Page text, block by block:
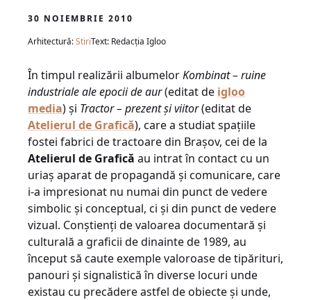
30 NOIEMBRIE 2010
Arhitectură:StiriText: Redacția Igloo
În timpul realizării albumelorKombinat – ruine
industriale ale epocii de aur(editat de igloo
media) şi Tractor – prezent şi viitor(editat de
Atelierul de Grafică), care a studiat spaţiile
fostei fabrici de tractoare din Braşov, cei de la
Atelierul de Grafică au intrat în contact cu un
uriaş aparat de propagandă şi comunicare, care
i-a impresionat nu numai din punct de vedere
simbolic şi conceptual, ci şi din punct de vedere
vizual. Conştienţi de valoarea documentară şi
culturală a graficii de dinainte de 1989, au
început să caute exemple valoroase de tipărituri,
panouri şi signalistică în diverse locuri unde
existau cu precădere astfel de obiecte şi unde,